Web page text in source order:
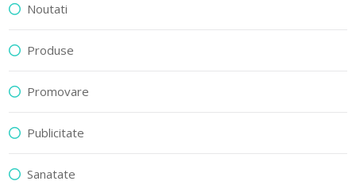
Noutati
Produse
Promovare
Publicitate
Sanatate